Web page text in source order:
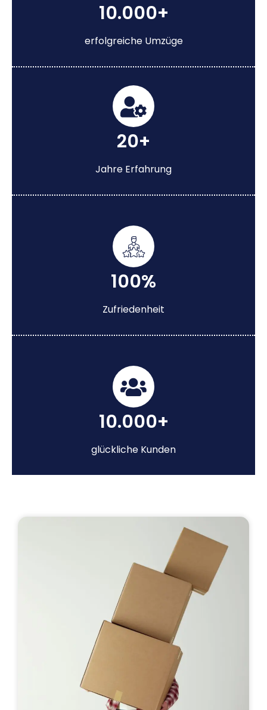
10.000+
erfolgreiche Umzüge
20+
Jahre Erfahrung
100%
Zufriedenheit
10.000+
glückliche Kunden